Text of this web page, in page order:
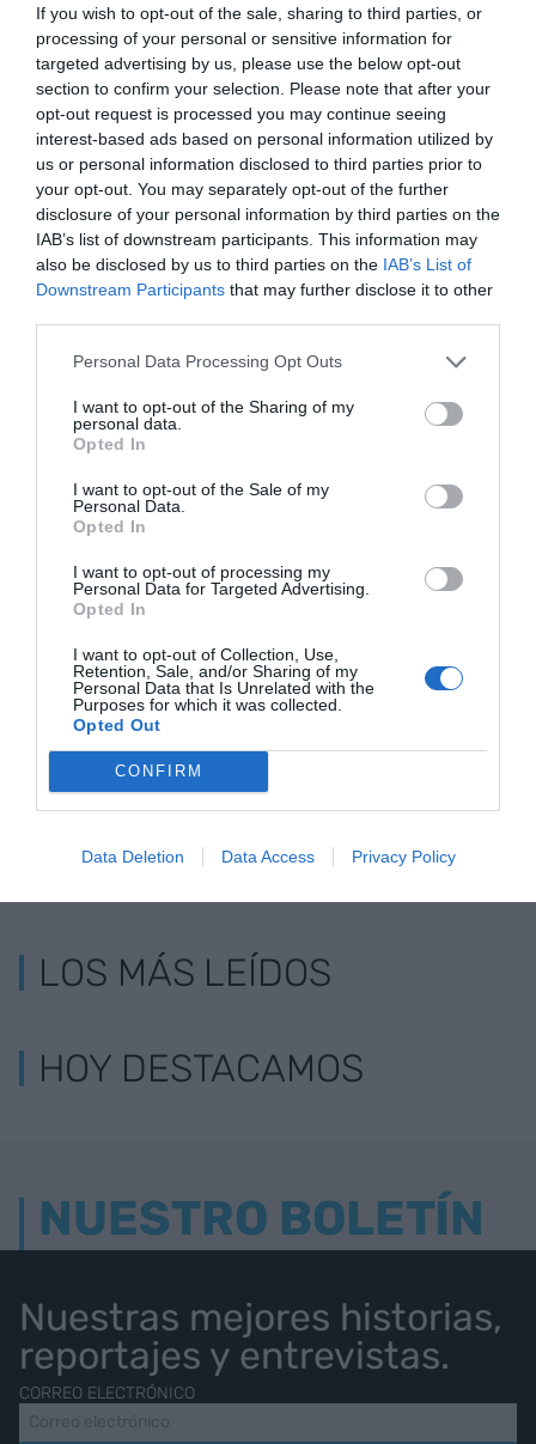
If you wish to opt-out of the sale, sharing to third parties, or
processing of your personal or sensitive information for
targeted advertising by us, please use the below opt-out
section to confirm your selection. Please note that after your
opt-out request is processed you may continue seeing
interest-based ads based on personal information utilized by
us or personal information disclosed to third parties prior to
your opt-out. You may separately opt-out of the further
disclosure of your personal information by third parties on the
IAB’s list of downstream participants. This information may
also be disclosed by us to third parties on the IAB’s List of
Downstream Participants that may further disclose it to other
Personal Data Processing Opt Outs
I want to opt-out of the Sharing of my
personal data.
Opted In
I want to opt-out of the Sale of my
Personal Data.
Opted In
I want to opt-out of processing my
Personal Data for Targeted Advertising.
Opted In
I want to opt-out of Collection, Use,
Retention, Sale, and/or Sharing of my
Personal Data that Is Unrelated with the
Purposes for which it was collected.
Opted Out
CONFIRM
Data Deletion Data Access Privacy Policy
AñadirVIA Empresacomo fuente preferida
de Google de forma gratuita
Mantente informado con las últimas noticias de
actualidad
ACTIVAR AHORA
RELACIONADAS
Barcelona New Economy Week, la apuesta del
Consorcio para "reactivar la economía y los
negocios"
LOS MÁS LEÍDOS
HOY DESTACAMOS
NUESTRO BOLETÍN
Nuestras mejores historias,
reportajes y entrevistas.
CORREO ELECTRÓNICO